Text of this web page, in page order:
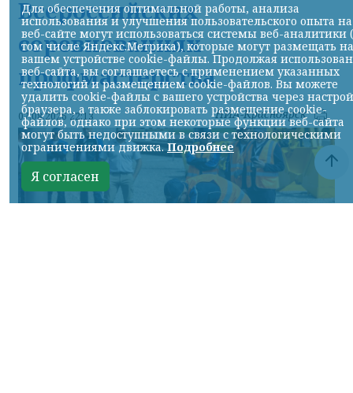
Всероссийских
соревнованиях
профмастерства
07.08.2026 22:13 НИА-Красноярск
Для обеспечения оптимальной работы, анализа
использования и улучшения пользовательского опыта на
веб-сайте могут использоваться системы веб-аналитики
том числе Яндекс.Метрика), которые могут размещать на
вашем устройстве cookie-файлы. Продолжая
веб-сайта, вы соглашаетесь с применением указанных
технологий и размещением cookie-файлов. Вы можете
удалить cookie-файлы с вашего устройства через
браузера, а также заблокировать размещение cookie-
файлов, однако при этом некоторые функции веб-сайта
могут быть недоступными в связи с технологическими
ограничениями движка. Подробнее
Я согласен